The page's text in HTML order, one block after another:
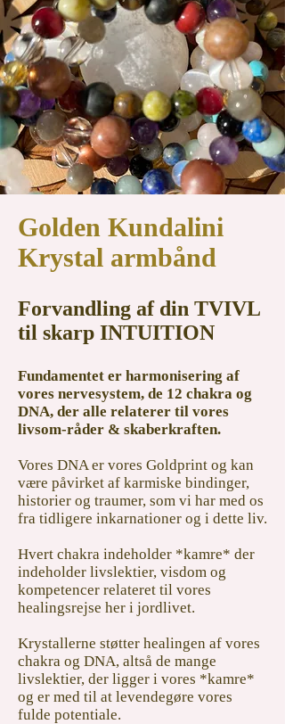
​Golden Kundalini
Krystal armbånd
Forvandling af din TVIVL
til skarp INTUITION
Fundamentet er harmonisering af
vores nervesystem, de 12 chakra og
DNA, der alle relaterer til vores
livsom-råder & skaberkraften.
Vores DNA er vores Goldprint og kan
være påvirket af karmiske bindinger,
historier og traumer, som vi har med os
fra tidligere inkarnationer og i dette liv.
Hvert chakra indeholder *kamre* der
indeholder livslektier, visdom og
kompetencer relateret til vores
healingsrejse her i jordlivet.
Krystallerne støtter healingen af vores
chakra og DNA, altså de mange
livslektier, der ligger i vores *kamre*
og er med til at levendegøre vores
fulde potentiale.